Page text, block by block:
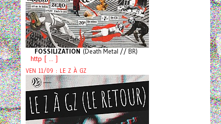
FOSSILIZATION (Death Metal // BR)
http [ ... ]
VEN 11/09 : LE Z À GZ